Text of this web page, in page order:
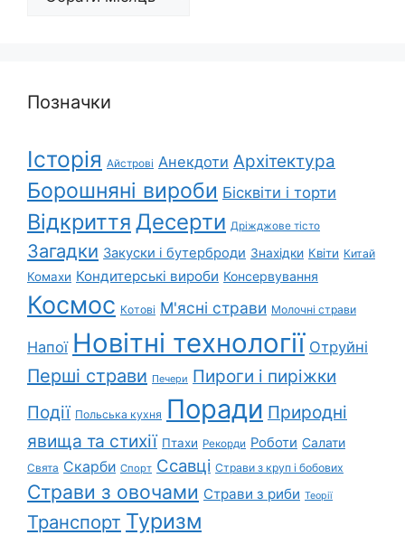
Позначки
Історія Айстрові Анекдоти Архітектура
Борошняні вироби Бісквіти і торти
Відкриття Десерти Дріжджове тісто
Загадки Закуски і бутерброди Знахідки Квіти Китай
Комахи Кондитерські вироби Консервування
Космос Котові М'ясні страви Молочні страви
Напої Новітні технології Отруйні
Перші страви Печери Пироги і пиріжки
Події Польська кухня Поради Природні
явища та стихії Птахи Рекорди Роботи Салати
Свята Скарби Спорт Ссавці Страви з круп і бобових
Страви з овочами Страви з риби Теорії
Транспорт Туризм